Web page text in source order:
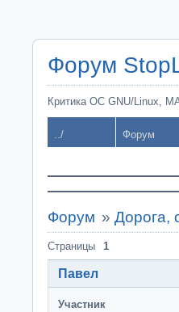
Форум
Критика ОС GNU/Linux,
../ Форум
Форум » Дорога,
Страницы 1
Павел
Участник